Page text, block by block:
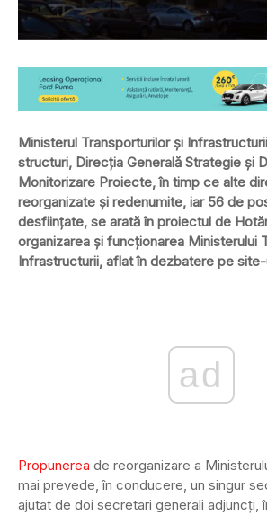
Ministerul Transporturilor şi
structuri, Direcţia Generală Strategie şi
Monitorizare Proiecte, în timp ce alte
reorganizate și redenumite, iar 56 de
desființate, se arată în proiectul de
organizarea şi funcţionarea Ministerului
Infrastructurii, aflat în dezbatere pe
ad
Propunerea de reorganizare a
mai prevede, în conducere, un singur
ajutat de doi secretari generali adjuncţi,